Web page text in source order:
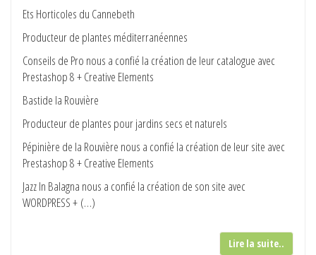
Ets Horticoles du Cannebeth
Producteur de plantes méditerranéennes
Conseils de Pro nous a confié la création de leur catalogue avec
Prestashop 8 + Creative Elements
Bastide la Rouvière
Producteur de plantes pour jardins secs et naturels
Pépinière de la Rouvière nous a confié la création de leur site avec
Prestashop 8 + Creative Elements
Jazz In Balagna nous a confié la création de son site avec
WORDPRESS + (…)
Lire la suite..